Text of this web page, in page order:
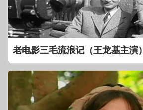
老电影三毛流浪记（王龙基主演）